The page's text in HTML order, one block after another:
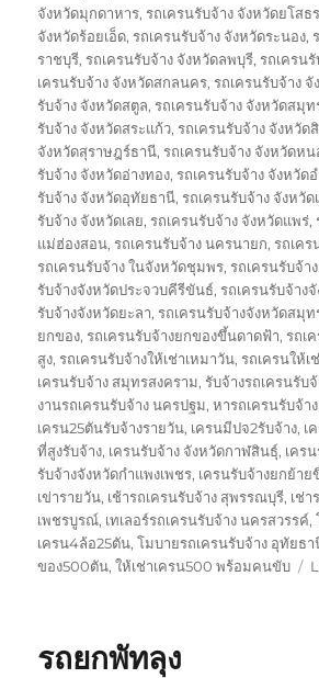
จังหวัดมุกดาหาร,รถเครนรับจ้าง จังหวัดยโสธร
จังหวัดร้อยเอ็ด,รถเครนรับจ้าง จังหวัดระนอง,
ราชบุรี,รถเครนรับจ้าง จังหวัดลพบุรี,รถเครน
เครนรับจ้าง จังหวัดสกลนคร,รถเครนรับจ้าง จั
รับจ้าง จังหวัดสตูล,รถเครนรับจ้าง จังหวัดสมุ
รับจ้าง จังหวัดสระแก้ว,รถเครนรับจ้าง จังหวัด
จังหวัดสุราษฎร์ธานี,รถเครนรับจ้าง จังหวัดห
รับจ้าง จังหวัดอ่างทอง,รถเครนรับจ้าง จังหวัด
รับจ้าง จังหวัดอุทัยธานี,รถเครนรับจ้าง จังหวัด
รับจ้าง จังหวัดเลย,รถเครนรับจ้าง จังหวัดแพร่,
แม่ฮ่องสอน,รถเครนรับจ้าง นครนายก,รถเค
รถเครนรับจ้าง ในจังหวัดชุมพร,รถเครนรับจ้า
รับจ้างจังหวัดประจวบคีรีขันธ์,รถเครนรับจ้าง
รับจ้างจังหวัดยะลา,รถเครนรับจ้างจังหวัดสมุ
ยกของ,รถเครนรับจ้างยกของขึ้นดาดฟ้า,รถเ
สูง,รถเครนรับจ้างให้เช่าเหมาวัน,รถเครนให้เ
เครนรับจ้าง สมุทรสงคราม,รับจ้างรถเครนรับ
งานรถเครนรับจ้าง นครปฐม,หารถเครนรับจ้า
เครน25ตันรับจ้างรายวัน, เครนมีปจ2รับจ้าง, เ
ที่สูงรับจ้าง, เครนรับจ้าง จังหวัดกาฬสินธุ์, เคร
รับจ้างจังหวัดกำแพงเพชร, เครนรับจ้างยกย้า
เข่ารายวัน, เช้ารถเครนรับจ้าง สุพรรณบุรี, เช่า
เพชรบูรณ์, เทเลอร์รถเครนรับจ้าง นครสวรรค์,
เครน4ล้อ25ตัน,โมบายรถเครนรับจ้าง อุทัยธา
ของ500ตัน,ให้เช่าเครน500 พร้อมคนขับ
รถยกพัทลุง